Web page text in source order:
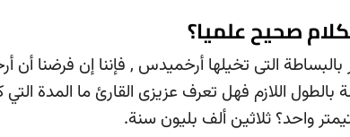
صحيح علميا؟
بالبساطة التى تخيلها أرخميدس , فإننا إن فرضنا أن
اللازم فهل تعرف عزيزى القارئ ما المدة
واحد؟ ثلاثين ألف بليون سنة.